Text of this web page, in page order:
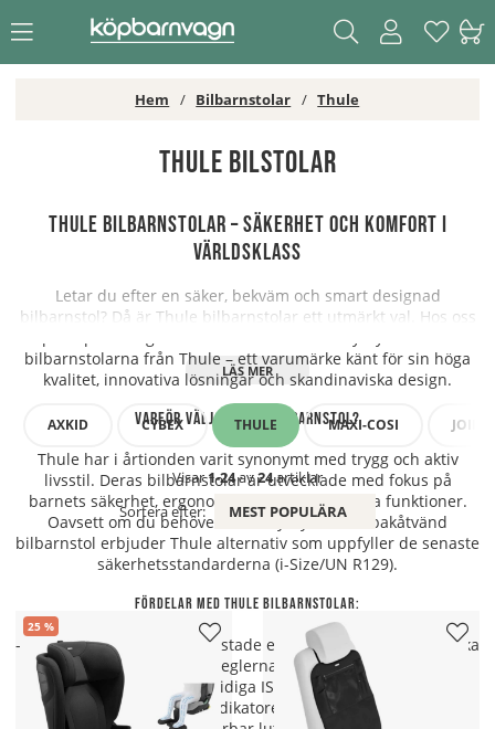
Hem Bilbarnstolar Thule
Thule bilstolar
Thule bilbarnstolar – säkerhet och komfort i
världsklass
Letar du efter en säker, bekväm och smart designad
bilbarnstol? Då är Thule bilbarnstolar ett utmärkt val. Hos oss
bilbarnstolarna från Thule – ett varumärke känt för sin höga
kvalitet, innovativa lösningar och skandinaviska design.
Varför välja Thule bilbarnstol?
Thule har i årtionden varit synonymt med trygg och aktiv
livsstil. Deras bilbarnstolar är utvecklade med fokus på
barnets säkerhet, ergonomi och föräldravänliga funktioner.
Oavsett om du behöver en babyskydd eller bakåtvänd
bilbarnstol erbjuder Thule alternativ som uppfyller de senaste
säkerhetsstandarderna (i-Size/UN R129).
Fördelar med Thule bilbarnstolar:
- Maximal säkerhet: Krocktestade enligt de senaste europeiska
reglerna.
- Enkel installation: Smidiga ISOFIX-fästen och tydliga
indikatorer.
AXKID CYBEX THULE MAXI-COSI JOIE
Visar1-24av24artiklar
Sortera efter:
MEST POPULÄRA
25